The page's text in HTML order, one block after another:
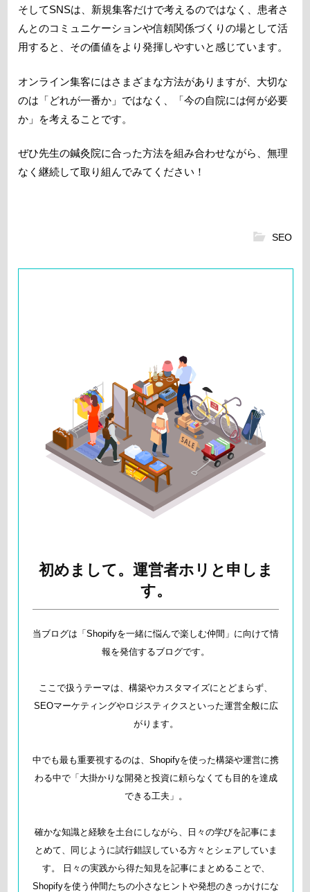
そしてSNSは、新規集客だけで考えるのではなく、患者さ
んとのコミュニケーションや信頼関係づくりの場として活
用すると、その価値をより発揮しやすいと感じています。
オンライン集客にはさまざまな方法がありますが、大切な
のは「どれが一番か」ではなく、「今の自院には何が必要
か」を考えることです。
ぜひ先生の鍼灸院に合った方法を組み合わせながら、無理
なく継続して取り組んでみてください！
SEO
初めまして。運営者ホリと申しま
す。
当ブログは「Shopifyを一緒に悩んで楽しむ仲間」に向けて情
報を発信するブログです。
ここで扱うテーマは、構築やカスタマイズにとどまらず、
SEOマーケティングやロジスティクスといった運営全般に広
がります。
中でも最も重要視するのは、Shopifyを使った構築や運営に携
わる中で「大掛かりな開発と投資に頼らなくても目的を達成
できる工夫」。
確かな知識と経験を土台にしながら、日々の学びを記事にま
とめて、同じように試行錯誤している方々とシェアしていま
す。 日々の実践から得た知見を記事にまとめることで、
Shopifyを使う仲間たちの小さなヒントや発想のきっかけにな